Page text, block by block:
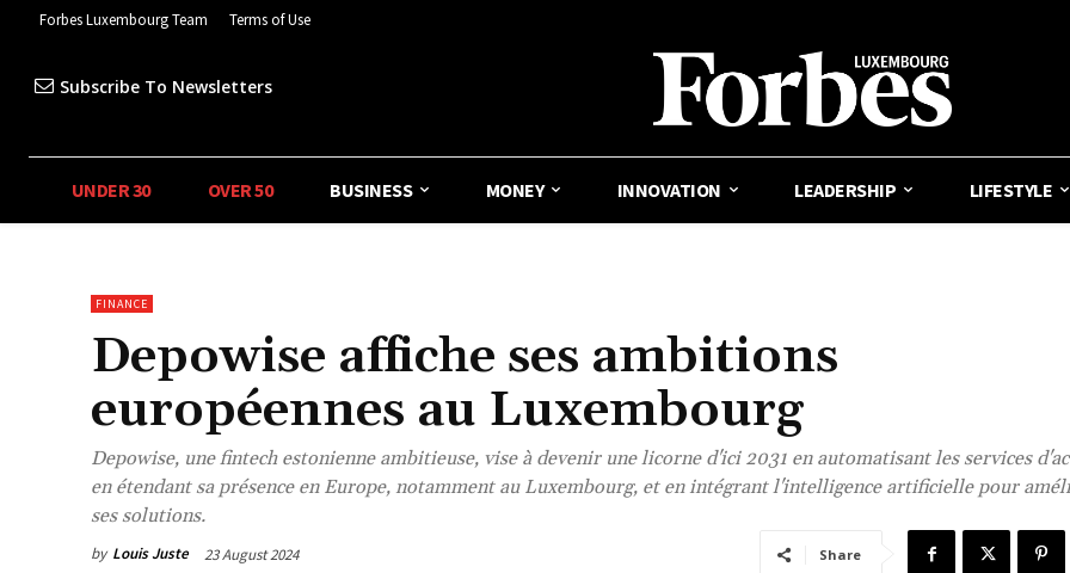
Forbes Luxembourg Team Terms of Use
Subscribe To Newsletters
UNDER 30 OVER 50 BUSINESS MONEY INNOVATION LEADERSHIP LIFESTYLE
FINANCE
Depowise affiche ses ambitions
européennes au Luxembourg
Depowise, une fintech estonienne ambitieuse, vise à devenir une licorne d'ici 2031 en automatisant les services
en étendant sa présence en Europe, notamment au Luxembourg, et en intégrant l'intelligence artificielle pour
ses solutions.
by Louis Juste 23 August 2024 Share